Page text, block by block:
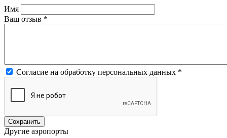
Имя
Ваш отзыв *
Согласие на обработку персональных данных *
Другие аэропорты